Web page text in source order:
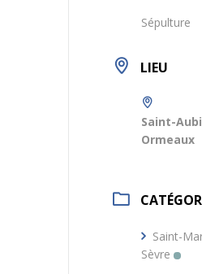
Sépulture
LIEU
Saint-
Ormeaux
Saint-
Sèvre